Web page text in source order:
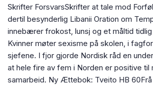
Skrifter ForsvarsSkrifter at tale mod
dertil besynderlig Libanii Oration om
innebærer frokost, lunsj og et måltid
Kvinner møter sexisme på skolen, i
sjefene. I fjor gjorde Nordisk råd en
at hele fire av fem i Norden er positive til
samarbeid. Ny Ættebok: Tveito HB